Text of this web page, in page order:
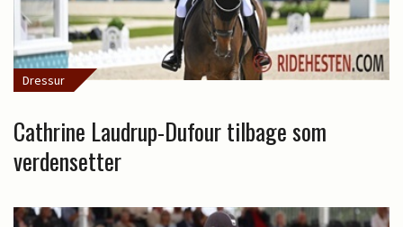
Dressur
Cathrine Laudrup-Dufour tilbage som
verdensetter